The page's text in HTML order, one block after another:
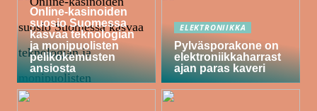
Online-kasinoiden
suosio Suomessa
kasvaa teknologian
ja monipuolisten
pelikokemusten
ansiosta
ELEKTRONIIKKA
Pylväsporakone on
elektroniikkaharrast
ajan paras kaveri